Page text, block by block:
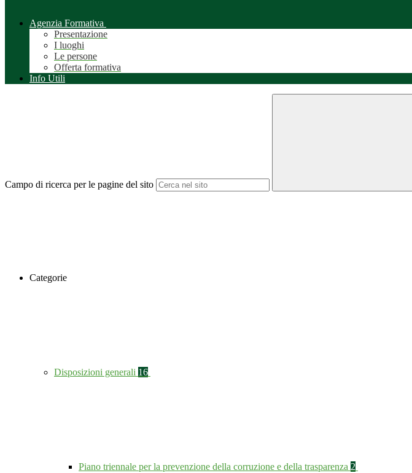
Agenzia Formativa
Presentazione
I luoghi
Le persone
Offerta formativa
Info Utili
Campo di ricerca per le pagine del sito
Categorie
Disposizioni generali 16
Piano triennale per la prevenzione della corruzione e della trasparenza 2